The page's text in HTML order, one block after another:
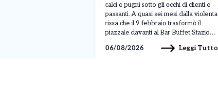
calci e pugni sotto gli occhi di clienti e
passanti. A quasi sei mesi dalla violenta
rissa che il 9 febbraio trasformò il
piazzale davanti al Bar Buffet Stazione
sette giovani sono scattati i
06/08/2026 Leggi Tutto